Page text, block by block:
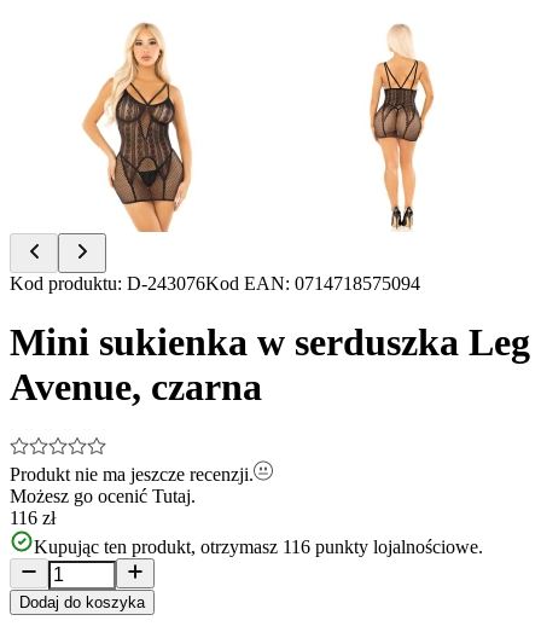
Item
of
Kod produktu: D-243076Kod EAN: 0714718575094
Mini sukienka w serduszka Leg
Avenue, czarna
Produkt nie ma jeszcze recenzji.
Możesz go ocenić Tutaj.
116 zł
Kupując ten produkt, otrzymasz 116 punkty lojalnościowe.
Dodaj do koszyka